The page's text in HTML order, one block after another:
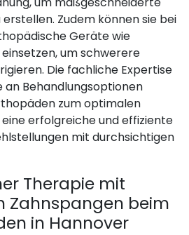
Zudem können sie bei
Geräte wie
um schwerere
Die fachliche Expertise
Behandlungsoptionen
zum optimalen
erfolgreiche und effiziente
mit durchsichtigen
Therapie mit
Zahnspangen beim
in Hannover